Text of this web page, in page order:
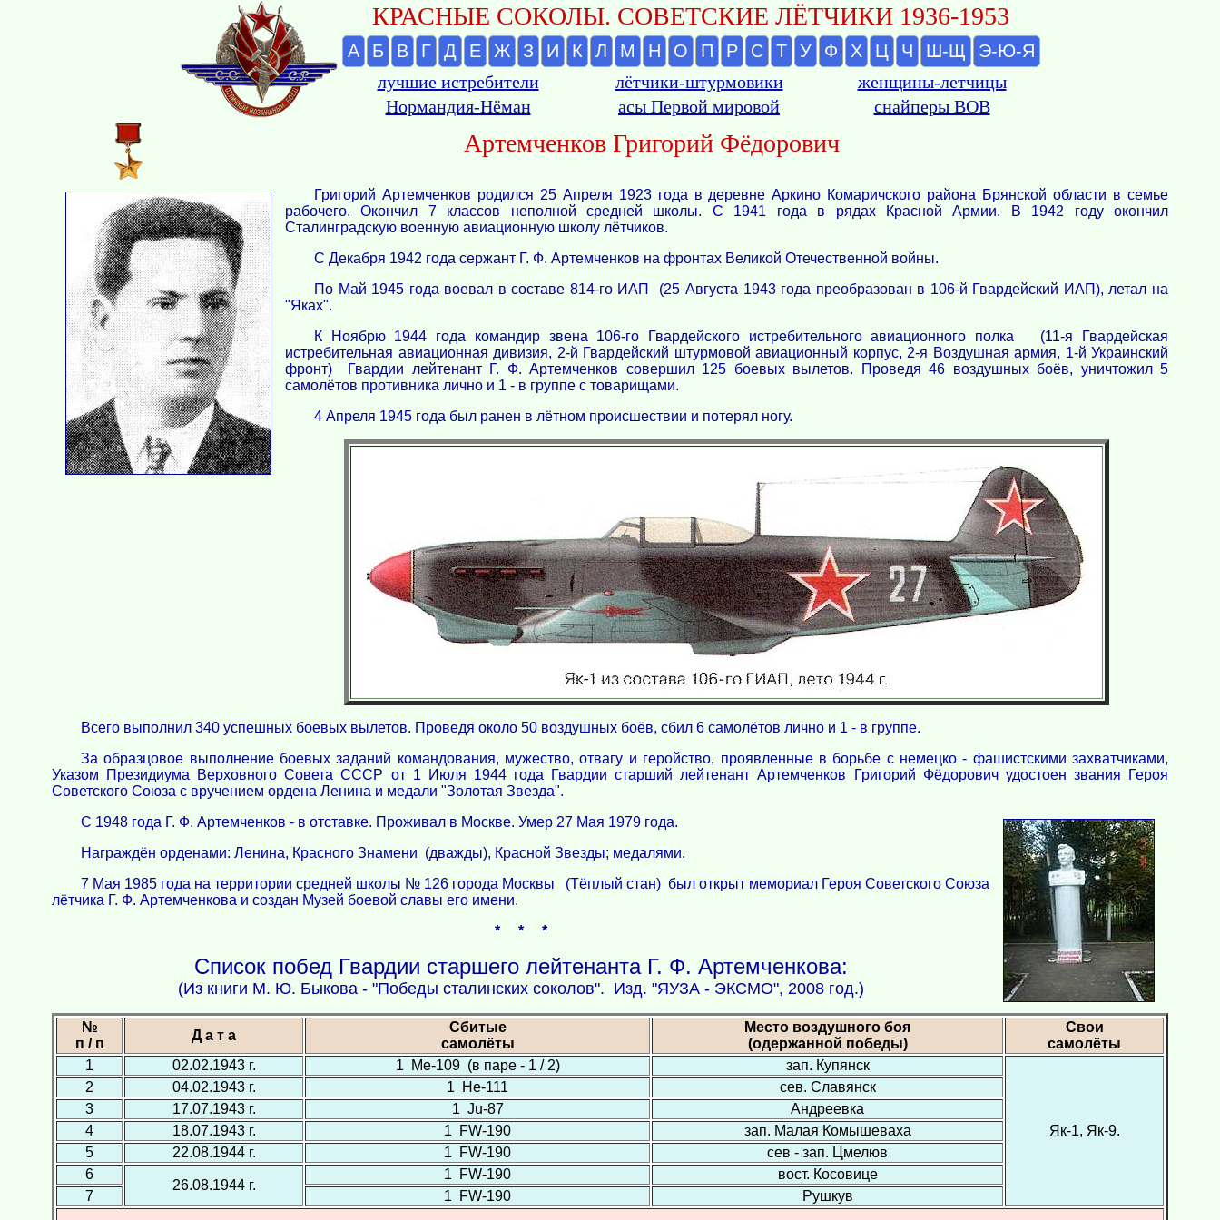
КРАСНЫЕ СОКОЛЫ. СОВЕТСКИЕ ЛЁТЧИКИ 1936-1953
А Б В Г Д Е Ж З И К Л М Н О П Р С Т У Ф Х Ц Ч Ш-Щ
Э-Ю-Я
лучшие истребители
лётчики-штурмовики
женщины-летчицы
Нормандия-Нёман
асы Первой мировой снайперы ВОВ
Артемченков Григорий Фёдорович
Григорий Артемченков родился 25 Апреля 1923 года в деревне Аркино Комаричского района Брянской области в семье
рабочего. Окончил 7 классов неполной средней школы. С 1941 года в рядах Красной Армии. В 1942 году окончил
Сталинградскую военную авиационную школу лётчиков.
С Декабря 1942 года сержант Г. Ф. Артемченков на фронтах Великой Отечественной войны.
По Май 1945 года воевал в составе 814-го ИАП (25 Августа 1943 года преобразован в 106-й Гвардейский ИАП), летал на
"Яках".
К Ноябрю 1944 года командир звена 106-го Гвардейского истребительного авиационного полка (11-я Гвардейская
истребительная авиационная дивизия, 2-й Гвардейский штурмовой авиационный корпус, 2-я Воздушная армия, 1-й Украинский
фронт) Гвардии лейтенант Г. Ф. Артемченков совершил 125 боевых вылетов. Проведя 46 воздушных боёв, уничтожил 5
самолётов противника лично и 1 - в группе с товарищами.
4 Апреля 1945 года был ранен в лётном происшествии и потерял ногу.
Всего выполнил 340 успешных боевых вылетов. Проведя около 50 воздушных боёв, сбил 6 самолётов лично и 1 - в группе.
За образцовое выполнение боевых заданий командования, мужество, отвагу и геройство, проявленные в борьбе с немецко - фашистскими захватчиками,
Указом Президиума Верховного Совета СССР от 1 Июля 1944 года Гвардии старший лейтенант Артемченков Григорий Фёдорович удостоен звания Героя
Советского Союза с вручением ордена Ленина и медали "Золотая Звезда".
С 1948 года Г. Ф. Артемченков - в отставке. Проживал в Москве. Умер 27 Мая 1979 года.
Награждён орденами: Ленина, Красного Знамени (дважды), Красной Звезды; медалями.
7 Мая 1985 года на территории средней школы № 126 города Москвы (Тёплый стан) был открыт мемориал Героя Советского Союза
лётчика Г. Ф. Артемченкова и создан Музей боевой славы его имени.
* * *
Список побед Гвардии старшего лейтенанта Г. Ф. Артемченкова:
(Из книги М. Ю. Быкова - "Победы сталинских соколов". Изд. "ЯУЗА - ЭКСМО", 2008 год.)
№
п / п
Д а т а
Сбитые
самолёты
Место воздушного боя
(одержанной победы)
Свои
самолёты
1
02.02.1943 г. 1 Ме-109 (в паре - 1 / 2) зап. Купянск
Як-1, Як-9.
2 04.02.1943 г. 1 Не-111
сев. Славянск
3
17.07.1943 г. 1 Ju-87
Андреевка
4
18.07.1943 г. 1 FW-190
зап. Малая Комышеваха
5
22.08.1944 г. 1 FW-190
сев - зап. Цмелюв
6
26.08.1944 г.
1 FW-190
вост. Косовице
7
1 FW-190 Рушкув